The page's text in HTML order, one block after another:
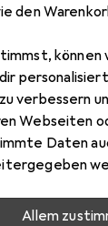
den
verbessern
Webseiten
Daten
Allem
Max